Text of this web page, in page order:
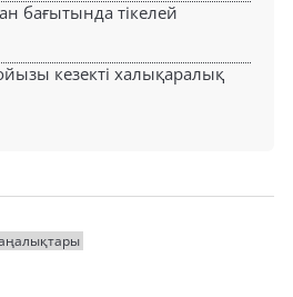
бағытында тікелей
кезекті халықаралық